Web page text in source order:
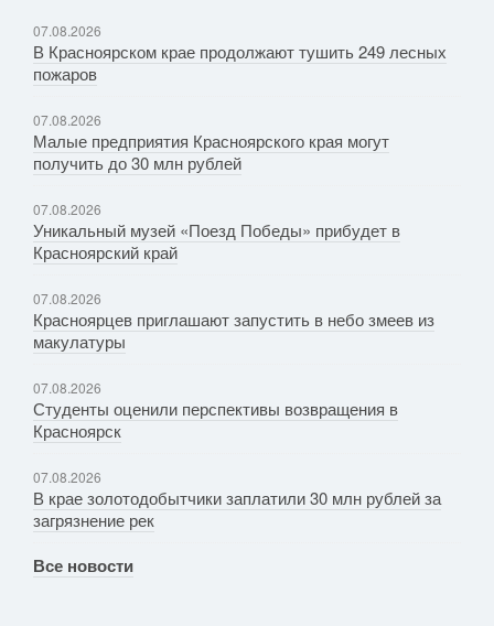
07.08.2026
В Красноярском крае продолжают тушить 249 лесных
пожаров
07.08.2026
Малые предприятия Красноярского края могут
получить до 30 млн рублей
07.08.2026
Уникальный музей «Поезд Победы» прибудет в
Красноярский край
07.08.2026
Красноярцев приглашают запустить в небо змеев из
макулатуры
07.08.2026
Студенты оценили перспективы возвращения в
Красноярск
07.08.2026
В крае золотодобытчики заплатили 30 млн рублей за
загрязнение рек
Все новости